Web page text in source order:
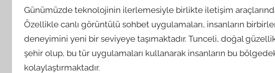
Günümüzde teknolojinin ilerlemesiyle birlikte iletişim
Özellikle canlı görüntülü sohbet uygulamaları, insanların
deneyimini yeni bir seviyeye taşımaktadır. Tunceli, doğal
şehir olup, bu tür uygulamaları kullanarak insanların bu
kolaylaştırmaktadır.